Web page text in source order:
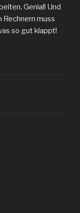
Genial! Und
Rechnern muss
so gut klappt!